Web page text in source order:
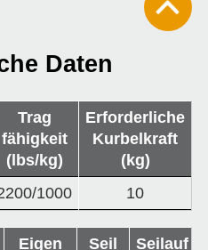
Daten
Trag
fähigkeit
(lbs/kg)
Erforderliche
Kurbelkraft
(kg)
1000 10
Eigen Seil Seilauf